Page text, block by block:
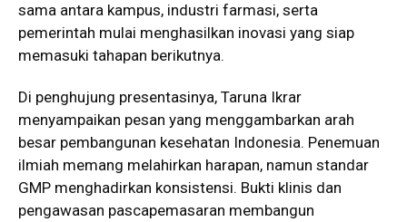
sama antara kampus, industri farmasi, serta
pemerintah mulai menghasilkan inovasi yang siap
memasuki tahapan berikutnya.
Di penghujung presentasinya, Taruna Ikrar
menyampaikan pesan yang menggambarkan arah
besar pembangunan kesehatan Indonesia. Penemuan
ilmiah memang melahirkan harapan, namun standar
GMP menghadirkan konsistensi. Bukti klinis dan
pengawasan pascapemasaran membangun